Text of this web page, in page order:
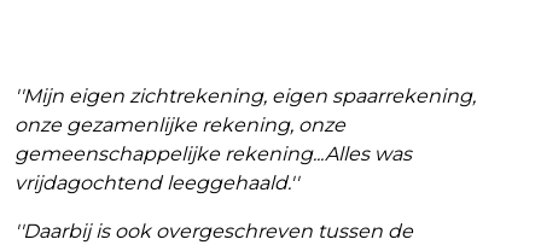
''Mijn eigen zichtrekening, eigen spaarrekening,
onze gezamenlijke rekening, onze
gemeenschappelijke rekening...Alles was
vrijdagochtend leeggehaald.''
''Daarbij is ook overgeschreven tussen de